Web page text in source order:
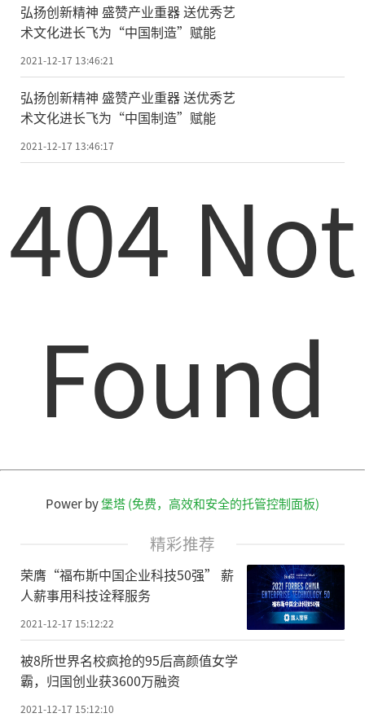
弘扬创新精神 盛赞产业重器 送优秀艺
术文化进长飞为“中国制造”赋能
2021-12-17 13:46:21
弘扬创新精神 盛赞产业重器 送优秀艺
术文化进长飞为“中国制造”赋能
2021-12-17 13:46:17
404 Not
Found
Power by堡塔 (免费，高效和安全的托管控制面板)
精彩推荐
荣膺“福布斯中国企业科技50强” 薪
人薪事用科技诠释服务
2021-12-17 15:12:22
被8所世界名校疯抢的95后高颜值女学
霸，归国创业获3600万融资
2021-12-17 15:12:10